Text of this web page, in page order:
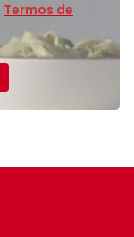
Termos de